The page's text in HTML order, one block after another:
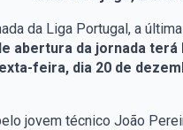
da Liga Portugal, a
abertura da jornada terá
feira, dia 20 de
jovem técnico João